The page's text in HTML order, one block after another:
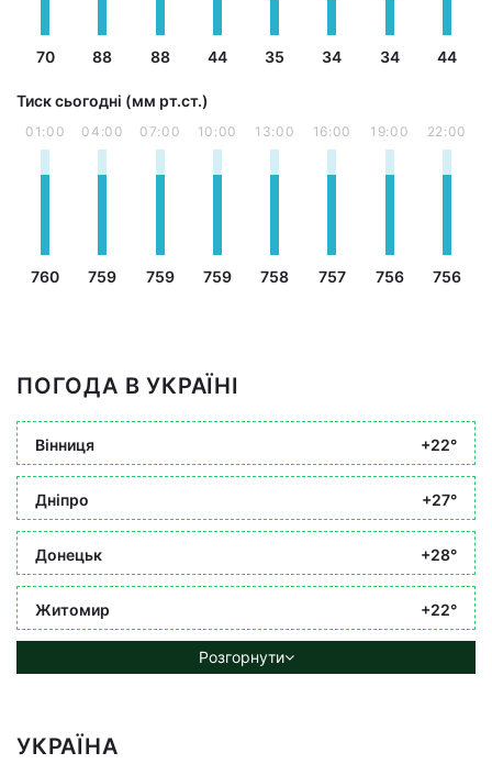
70 88 88 44 35 34 34 44
Тиск сьогодні (мм рт.ст.)
01:00
760
04:00
759
07:00
759
10:00
759
13:00
758
16:00
757
19:00
756
22:00
756
ПОГОДА В УКРАЇНІ
Вінниця +22°
Дніпро +27°
Донецьк +28°
Житомир +22°
Розгорнути
УКРАЇНА